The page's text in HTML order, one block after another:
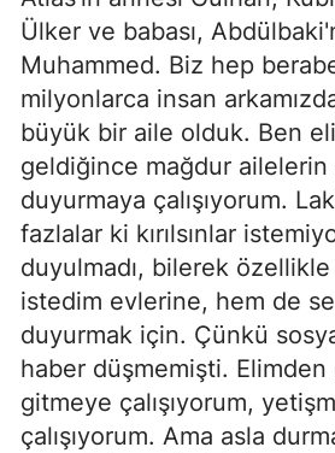
Ülker ve babası,
Muhammed. Biz hep
milyonlarca insan
büyük bir aile olduk. Ben
geldiğince mağdur ailelerin
duyurmaya çalışıyorum.
fazlalar ki kırılsınlar
duyulmadı, bilerek
istedim evlerine, hem de
duyurmak için. Çünkü
haber düşmemişti.
gitmeye çalışıyorum,
çalışıyorum. Ama asla